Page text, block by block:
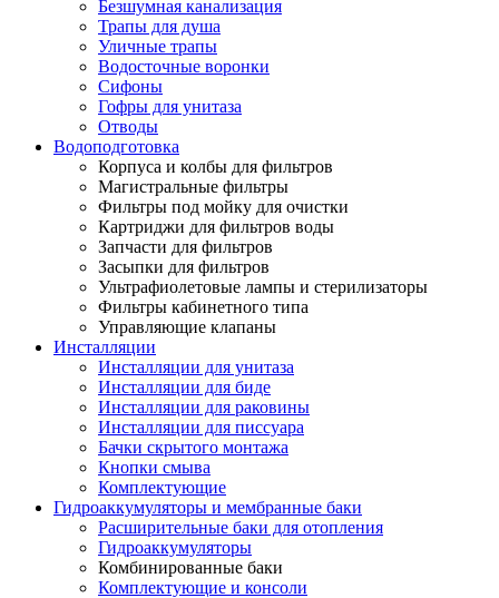
Безшумная канализация
Трапы для душа
Уличные трапы
Водосточные воронки
Сифоны
Гофры для унитаза
Отводы
Водоподготовка
Корпуса и колбы для фильтров
Магистральные фильтры
Фильтры под мойку для очистки
Картриджи для фильтров воды
Запчасти для фильтров
Засыпки для фильтров
Ультрафиолетовые лампы и стерилизаторы
Фильтры кабинетного типа
Управляющие клапаны
Инсталляции
Инсталляции для унитаза
Инсталляции для биде
Инсталляции для раковины
Инсталляции для писсуара
Бачки скрытого монтажа
Кнопки смыва
Комплектующие
Гидроаккумуляторы и мембранные баки
Расширительные баки для отопления
Гидроаккумуляторы
Комбинированные баки
Комплектующие и консоли